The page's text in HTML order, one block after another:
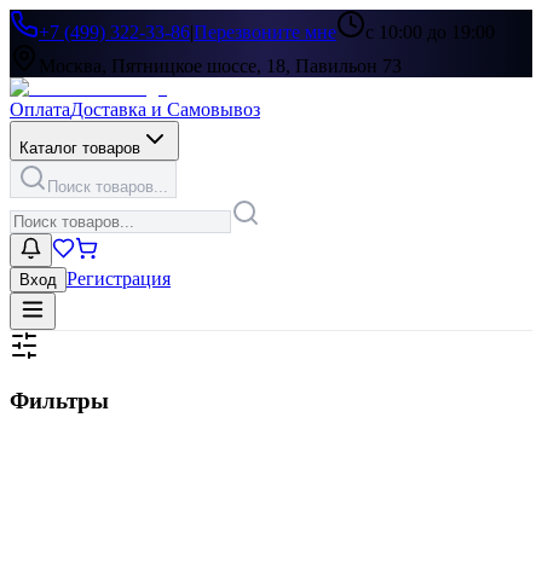
+7 (499) 322-33-86|Перезвоните мне
с 10:00 до 19:00
Москва, Пятницкое шоссе, 18, Павильон 73
ОплатаДоставка и Самовывоз
Каталог товаров
Поиск товаров...
Вход Регистрация
Фильтры